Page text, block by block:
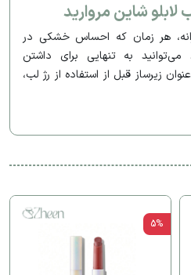
لابلو شاین مروارید
هر زمان که احساس خشکی در
می‌توانید به تنهایی برای داشتن
زیرساز قبل از استفاده از رژ لب،
5%